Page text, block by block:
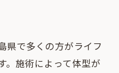
県で多くの方がライフ
。施術によって体型が